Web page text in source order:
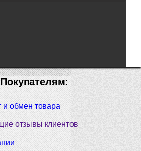
Покупателям:
и обмен товара
отзывы клиентов